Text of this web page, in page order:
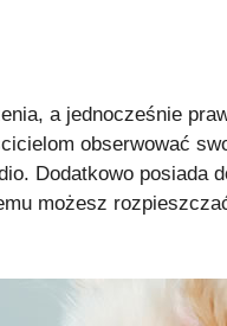
a jednocześnie
obserwować
Dodatkowo posiada
możesz